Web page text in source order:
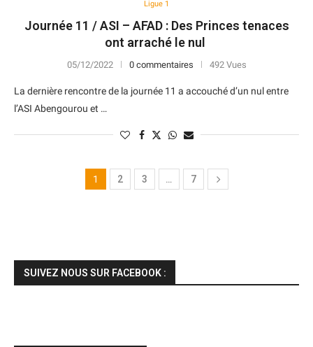
Ligue 1
Journée 11 / ASI – AFAD : Des Princes tenaces
ont arraché le nul
05/12/2022 0 commentaires 492 Vues
La dernière rencontre de la journée 11 a accouché d’un nul entre
l’ASI Abengourou et …
1 2 3 … 7
SUIVEZ NOUS SUR FACEBOOK :